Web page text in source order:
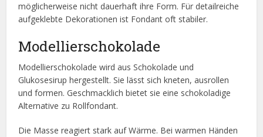
möglicherweise nicht dauerhaft ihre Form. Für detailreiche
aufgeklebte Dekorationen ist Fondant oft stabiler.
Modellierschokolade
Modellierschokolade wird aus Schokolade und
Glukosesirup hergestellt. Sie lässt sich kneten, ausrollen
und formen. Geschmacklich bietet sie eine schokoladige
Alternative zu Rollfondant.
Die Masse reagiert stark auf Wärme. Bei warmen Händen